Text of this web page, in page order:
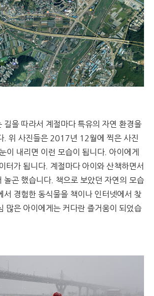
길을 따라서 계절마다 특유의 자연 환경을
. 위 사진들은 2017년 12월에 찍은 사진
이 내리면 이런 모습이 됩니다. 아이에게
터가 됩니다. 계절마다 아이와 산책하면서
놀곤 했습니다. 책으로 보았던 자연의 모습
서 경험한 동식물을 책이나 인터넷에서 찾
많은 아이에게는 커다란 즐거움이 되었습